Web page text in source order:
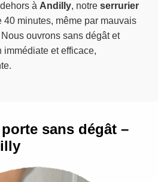
à Andilly, notre serrurier
40 minutes, même par mauvais
ouvrons sans dégât et
et efficace,
sans dégât –